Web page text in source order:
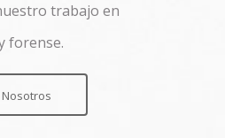
trabajo en
forense.
Nosotros